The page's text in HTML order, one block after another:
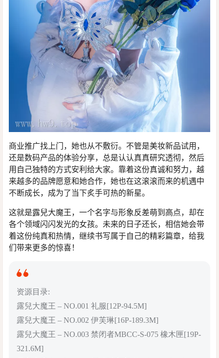
商业推广找上门，她也从不敷衍。不管是美妆新品试用，
还是数码产品的体验分享，总是认认真真研究透彻，然后
用自己独特的方式安利给大家。靠着这份真诚和努力，越
来越多的品牌愿意和她合作，她也在这滚滚而来的机遇中
不断成长，成为了当下炙手可热的新星。
这就是露兒大魔王，一个名字与形象反差萌到高点，却在
各个领域闪闪发光的女孩。未来的日子还长，相信她会带
着这份纯真和热情，继续书写属于自己的精彩篇章，给我
们带来更多的惊喜！
资源目录:
露兒大魔王 – NO.001 礼服[12P-94.5M]
露兒大魔王 – NO.002 伊芙琳[16P-189.3M]
露兒大魔王 – NO.003 禁闭者MBCC-S-075 橡木匣[19P-
321.6M]